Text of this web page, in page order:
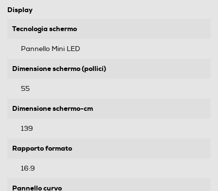
Display
Tecnologia schermo
Pannello Mini LED
Dimensione schermo (pollici)
55
Dimensione schermo-cm
139
Rapporto formato
16:9
Pannello curvo